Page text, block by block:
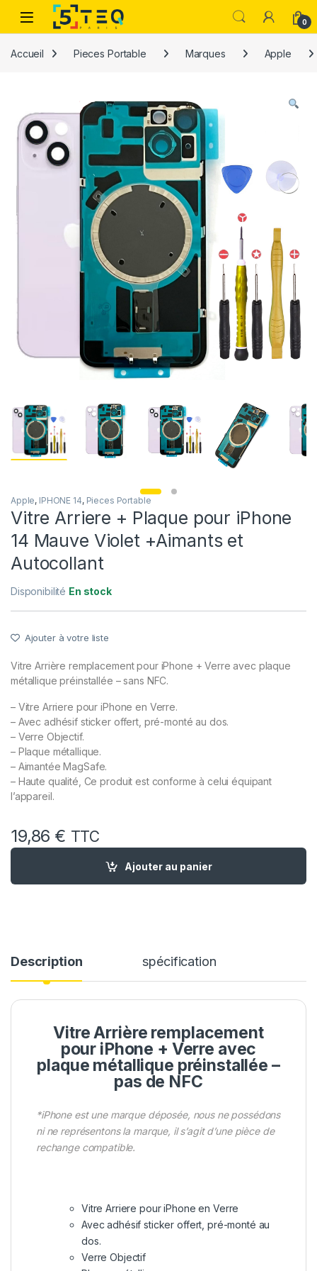
Passer à la navigation
Aller au contenu
0
Accueil Pieces Portable Marques Apple
Apple, IPHONE 14, Pieces Portable
Vitre Arriere + Plaque pour iPhone
14 Mauve Violet +Aimants et
Autocollant
Disponibilité En stock
Ajouter à votre liste
Vitre Arrière remplacement pour iPhone + Verre avec plaque
métallique préinstallée – sans NFC.
– Vitre Arriere pour iPhone en Verre.
– Avec adhésif sticker offert, pré-monté au dos.
– Verre Objectif.
– Plaque métallique.
– Aimantée MagSafe.
– Haute qualité, Ce produit est conforme à celui équipant
l’appareil.
19,86 € TTC
quantité de Vitre Arriere + Plaque pour iPhone 14 Mauve
Ajouter au panier
Description spécification
Vitre Arrière remplacement
pour iPhone + Verre avec
plaque métallique préinstallée –
pas de NFC
*iPhone est une marque déposée, nous ne possédons
ni ne représentons la marque, il s’agit d’une pièce de
rechange compatible.
Vitre Arriere pour iPhone en Verre
Avec adhésif sticker offert, pré-monté au
dos.
Verre Objectif